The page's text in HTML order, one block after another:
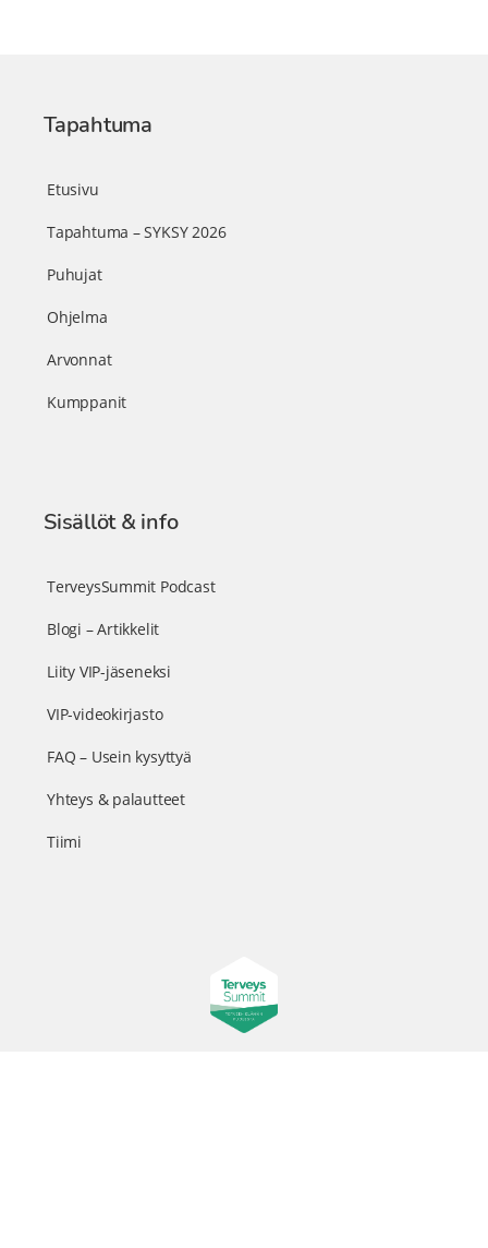
Tapahtuma
Etusivu
Tapahtuma – SYKSY 2026
Puhujat
Ohjelma
Arvonnat
Kumppanit
Sisällöt & info
TerveysSummit Podcast
Blogi – Artikkelit
Liity VIP-jäseneksi
VIP-videokirjasto
FAQ – Usein kysyttyä
Yhteys & palautteet
Tiimi